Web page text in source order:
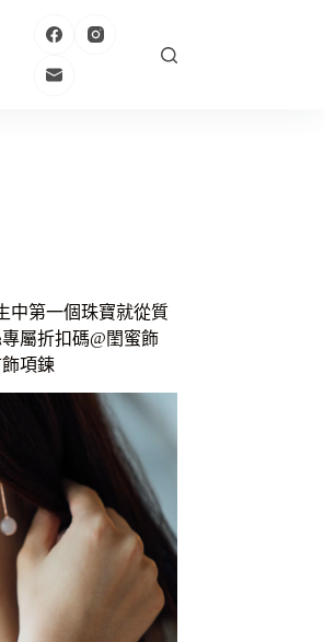
中第一個珠寶就從質
屬折扣碼@閨蜜飾
項鍊